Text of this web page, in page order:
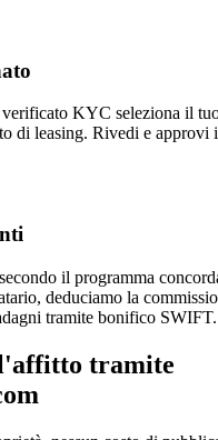
KYC seleziona il
di leasing. Rivedi e approvi
il programma
deduciamo la
tramite bonifico SWIFT.
tramite